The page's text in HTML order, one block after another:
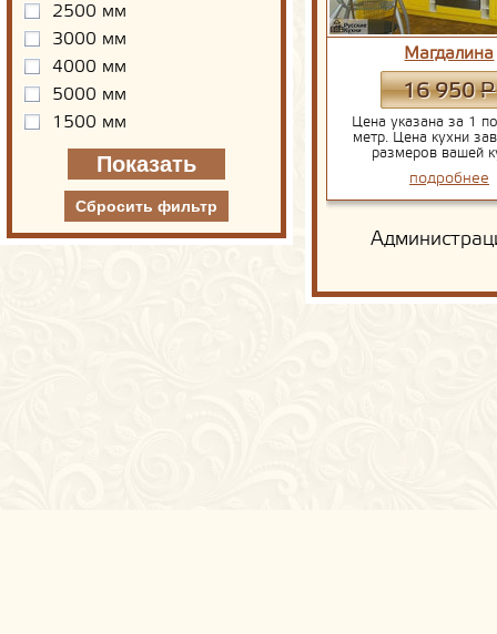
Магдалина
16 950Р
Цена указана за 1
метр. Цена кухни
размеров вашей
подробнее
2500 мм
3000 мм
4000 мм
5000 мм
1500 мм